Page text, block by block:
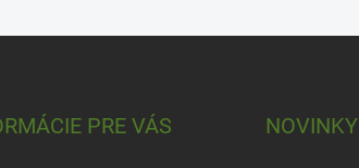
PRE VÁS NOVINKY